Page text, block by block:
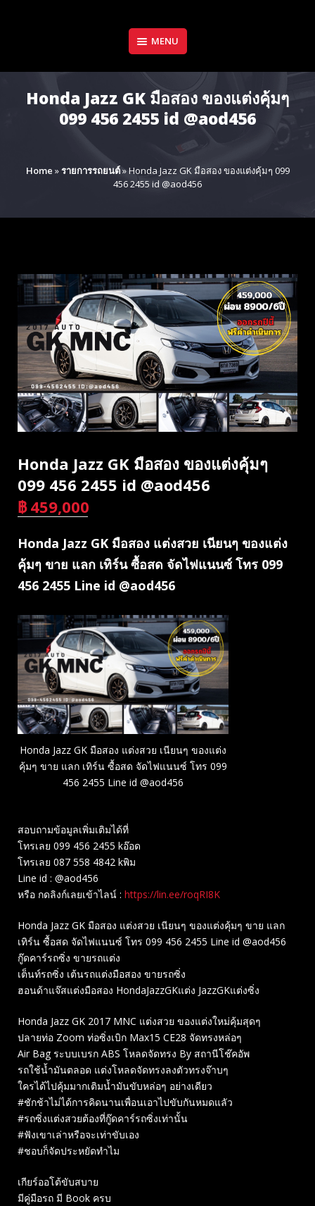
MENU
Honda Jazz GK มือสอง ของแต่งคุ้มๆ
099 456 2455 id @aod456
Home »รายการรถยนต์»Honda Jazz GK มือสอง ของแต่งคุ้มๆ 099
456 2455 id @aod456
Honda Jazz GK มือสอง ของแต่งคุ้มๆ
099 456 2455 id @aod456
฿ 459,000
Honda Jazz GK มือสอง แต่งสวย เนียนๆ ของแต่ง
คุ้มๆ ขาย แลก เทิร์น ซื้อสด จัดไฟแนนซ์ โทร 099
456 2455 Line id @aod456
Honda Jazz GK มือสอง แต่งสวย เนียนๆ ของแต่ง
คุ้มๆ ขาย แลก เทิร์น ซื้อสด จัดไฟแนนซ์ โทร 099
456 2455 Line id @aod456
สอบถามข้อมูลเพิ่มเติมได้ที่
โทรเลย 099 456 2455 kอ๊อด
โทรเลย 087 558 4842 kพิม
Line id : @aod456
หรือ กดลิงก์เลยเข้าไลน์ : https://lin.ee/roqRI8K
Honda Jazz GK มือสอง แต่งสวย เนียนๆ ของแต่งคุ้มๆ ขาย แลก
เทิร์น ซื้อสด จัดไฟแนนซ์ โทร 099 456 2455 Line id @aod456
กู๊ดคาร์รถซิ่ง ขายรถแต่ง
เต็นท์รถซิ่ง เต้นรถแต่งมือสอง ขายรถซิ่ง
ฮอนด้าแจ๊สแต่งมือสอง HondaJazzGKแต่ง JazzGKแต่งซิ่ง
Honda Jazz GK 2017 MNC แต่งสวย ของแต่งใหม่คุ้มสุดๆ
ปลายท่อ Zoom ท่อซิ่งเบิก Max15 CE28 จัดทรงหล่อๆ
Air Bag ระบบเบรก ABS โหลดจัดทรง By สถานีโช๊คอัพ
รถใช้น้ำมันตลอด แต่งโหลดจัดทรงลงตัวทรงจ๊าบๆ
ใครได้ไปคุ้มมากเติมน้ำมันขับหล่อๆ อย่างเดียว
#ชักช้าไม่ได้การคิดนานเพื่อนเอาไปขับกันหมดแลัว
#รถซิ่งแต่งสวยต้องที่กู๊ดคาร์รถซิ่งเท่านั้น
#ฟังเขาเล่าหรือจะเท่าขับเอง
#ชอบก็จัดประหยัดทำไม
เกียร์ออโต้ขับสบาย
มีคู่มือรถ มี Book ครบ